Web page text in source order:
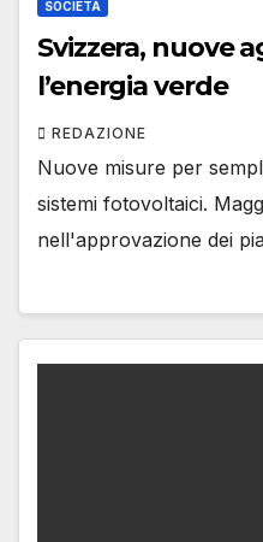
SOCIETÀ
Svizzera, nuove
l’energia verde
REDAZIONE
Nuove misure per
sistemi fotovoltaici.
nell'approvazione dei